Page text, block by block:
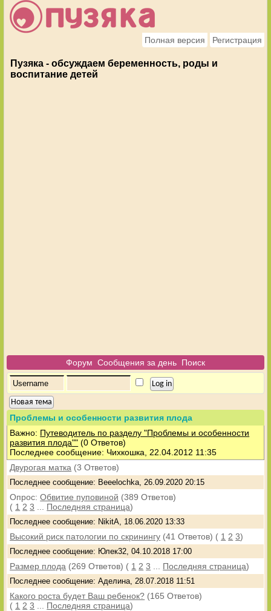
Полная версия Регистрация
Пузяка - обсуждаем беременность, роды и
воспитание детей
Форум Сообщения за день Поиск
Новая тема
Проблемы и особенности развития плода
Важно: Путеводитель по разделу "Проблемы и особенности
развития плода"" (0 Ответов)
Последнее сообщение: Чихкошка, 22.04.2012 11:35
Двурогая матка (3 Ответов)
Последнее сообщение: Beeelochka, 26.09.2020 20:15
Опрос:Обвитие пуповиной (389 Ответов)
( 1 2 3 Последняя страница)
Последнее сообщение: NikitA, 18.06.2020 13:33
Высокий риск патологии по скринингу (41 Ответов) ( 1 2 3)
Последнее сообщение: Юлек32, 04.10.2018 17:00
Размер плода (269 Ответов) ( 1 2 3 Последняя страница)
Последнее сообщение: Аделина, 28.07.2018 11:51
Какого роста будет Ваш ребенок? (165 Ответов)
( 1 2 3 Последняя страница)